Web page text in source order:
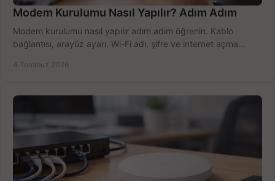
Modem Kurulumu Nasıl Yapılır? Adım Adım
Modem kurulumu nasıl yapılır adım adım öğrenin. Kablo
bağlantısı, arayüz ayarı, Wi-Fi adı, şifre ve internet açma
4 Temmuz 2026